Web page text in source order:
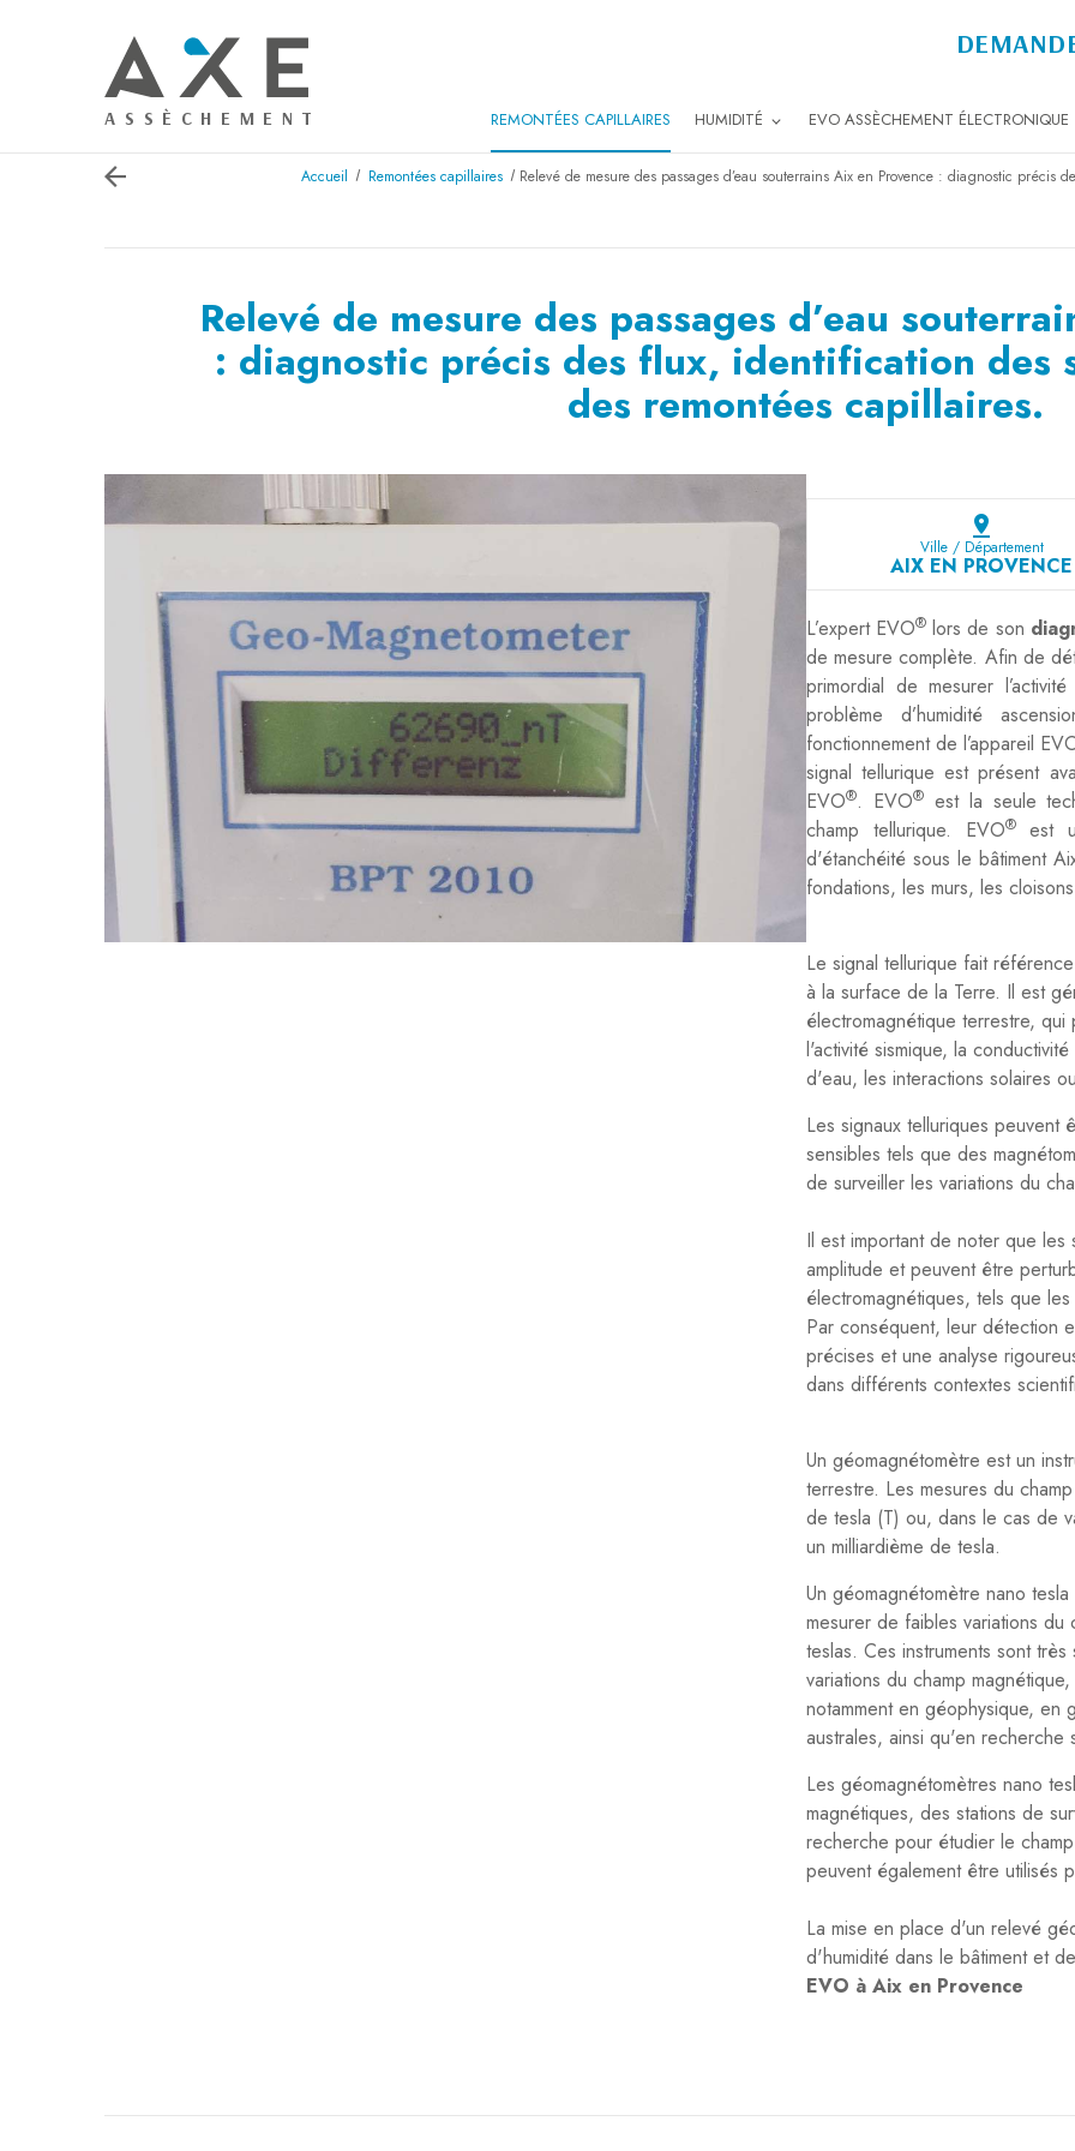
REMONTÉES CAPILLAIRES HUMIDITÉ EVO ASSÈCHEMENT ÉLECTRONIQUE
Accueil Remontées capillaires Relevé de mesure des passages d’eau souterrains Aix en Provence : diagnostic précis
Relevé de mesure des passages d’eau
: diagnostic précis des flux, identification des
des remontées capillaires.
pin_drop
Ville / Département
AIX EN PROVENCE
L’expert EVO® lors de son
de mesure complète. Afin de
primordial de mesurer
problème d’humidité
fonctionnement de l’appareil
signal tellurique est présent
EVO®. EVO®est la seule
champ tellurique. EVO® est
d'étanchéité sous le bâtiment
fondations, les murs, les
Le signal tellurique fait
à la surface de la Terre. Il est
électromagnétique terrestre,
l'activité sismique, la
d'eau, les interactions solaires
Les signaux telluriques peuvent
sensibles tels que des
de surveiller les variations du
Il est important de noter que
amplitude et peuvent être
électromagnétiques, tels que
Par conséquent, leur détection
précises et une analyse
dans différents contextes
Un géomagnétomètre est un
terrestre. Les mesures du
de tesla (T) ou, dans le cas de
un milliardième de tesla.
Un géomagnétomètre nano
mesurer de faibles variations
teslas. Ces instruments sont
variations du champ
notamment en géophysique, en
australes, ainsi qu'en recherche
Les géomagnétomètres nano
magnétiques, des stations de
recherche pour étudier le
peuvent également être utilisés
La mise en place d'un relevé
d'humidité dans le bâtiment et
EVO à Aix en Provence